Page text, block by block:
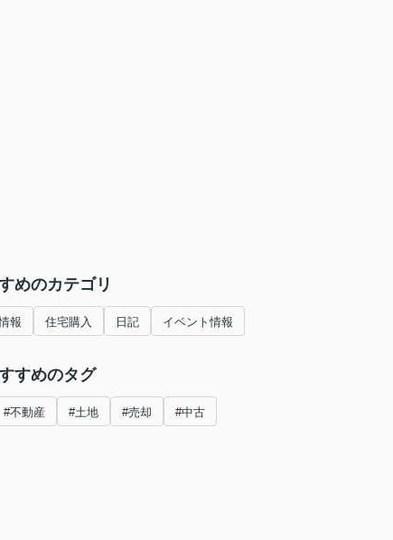
めのカテゴリ
報 住宅購入 日記 イベント情報
すめのタグ
#不動産 #土地 #売却 #中古